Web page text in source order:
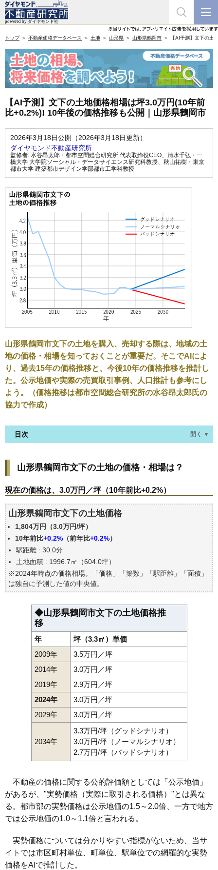
トップ 不動産価格データベース 土地 山形県 山形県鶴岡市 【AI予測】文下の
【AI予測】文下の土地価格相場は坪3.0万円(10年前
比+0.2%)! 10年後の価格推移も公開｜山形県鶴岡市
2026年3月18日公開（2026年3月18日更新）
ダイヤモンド不動産研究所
監修者: 水谷昂太郎・都市空間総合研究所 代表取締役CEO、 清水千弘・一
橋大学 大学院ソーシャル・データサイエンス研究科教授、 秋山祐樹・東京
都市大学 建築都市デザイン学部都市工学科教授
山形県鶴岡市文下の土地を購入、売却する際は、地域の土
地の価格・相場を知っておくことが重要だ。そこでAIによ
り、過去15年の価格推移と、今後10年の価格推移を推計し
た。公示地価や実際の売買取引事例、人口推計も参考にし
よう。（価格推移は都市空間総合研究所の水谷昂太郎氏の
協力で作成）
目次 開く ▼
現在の価格は、3.0万円／坪（10年前比+0.2%）
価格を詳細に分析しよう
山形県鶴岡市文下の土地の過去の売買事例
公示地価はいくら
エリアの将来性を人口予想から検討しよう
自分の年収でいくらの不動産が買える？
山形県鶴岡市文下の土地の価格・相場は？
現在の価格は、3.0万円／坪（10年前比+0.2%）
山形県鶴岡市文下の土地価格
1,804万円（3.0万円/坪）
10年前比+0.2% （前年比+0.2%）
駅距離 : 30.0分
土地面積 : 1996.7㎡（604.0坪）
※2024年時点の価格相場。「価格」「築数」「駅距離」「面積」
は独自に予測した値の中央値。
◆山形県鶴岡市文下の土地価格推
移
年
坪（3.3㎡）単価
2009年
3.5万円／坪
2014年
3.0万円／坪
2019年
2.9万円／坪
2024年
3.0万円／坪
2029年
3.0万円／坪
2034年
3.3万円/坪（グッドシナリオ）
3.0万円/坪（ノーマルシナリオ）
2.7万円/坪（バッドシナリオ）
不動産の価格に関する公的評価額としては「公示地価」
があるが、"実勢価格（実際に取引される価格）"とは異な
る。都市部の実勢価格は公示地価の1.5～2.0倍、一方で地方
では公示地価の1.0～1.1倍と言われる。
実勢価格については分かりやすい指標がないため、当サ
イトでは市区町村単位、町単位、駅単位での網羅的な実勢
価格をAIで推計した。